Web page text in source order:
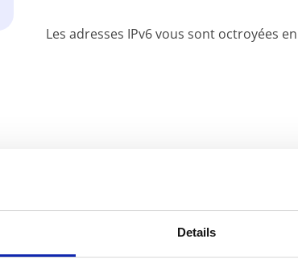
Details
Les adresses IPv6 vous sont octroyées